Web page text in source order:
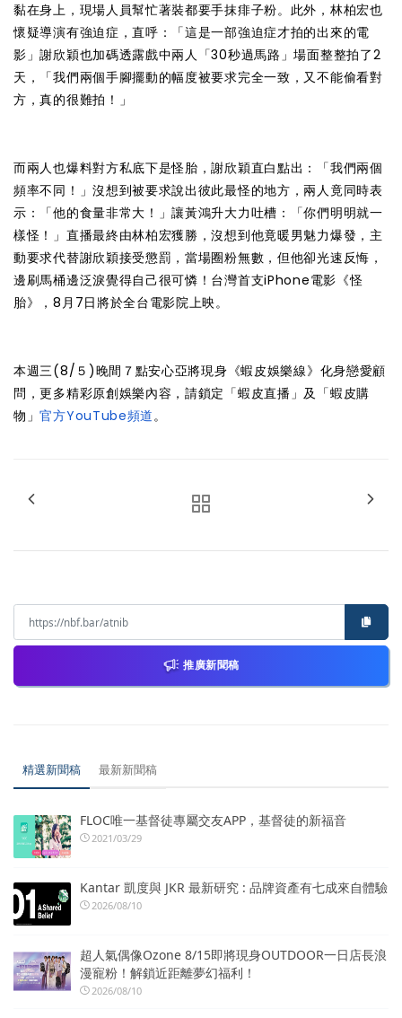
黏在身上，現場人員幫忙著裝都要手抹痱子粉。此外，林柏宏也
懷疑導演有強迫症，直呼：「這是一部強迫症才拍的出來的電
影」謝欣穎也加碼透露戲中兩人「30秒過馬路」場面整整拍了2
天，「我們兩個手腳擺動的幅度被要求完全一致，又不能偷看對
方，真的很難拍！」
而兩人也爆料對方私底下是怪胎，謝欣穎直白點出：「我們兩個
頻率不同！」沒想到被要求說出彼此最怪的地方，兩人竟同時表
示：「他的食量非常大！」讓黃鴻升大力吐槽：「你們明明就一
樣怪！」直播最終由林柏宏獲勝，沒想到他竟暖男魅力爆發，主
動要求代替謝欣穎接受懲罰，當場圈粉無數，但他卻光速反悔，
邊刷馬桶邊泛淚覺得自己很可憐！台灣首支iPhone電影《怪
胎》，8月7日將於全台電影院上映。
本週三(8/５)晚間７點安心亞將現身《蝦皮娛樂線》化身戀愛顧
問，更多精彩原創娛樂內容，請鎖定「蝦皮直播」及「蝦皮購
物」官方YouTube頻道。
推廣新聞稿
精選新聞稿 最新新聞稿
FLOC唯一基督徒專屬交友APP，基督徒的新福音
2021/03/29
Kantar 凱度與 JKR 最新研究 : 品牌資產有七成來自體驗
2026/08/10
超人氣偶像Ozone 8/15即將現身OUTDOOR一日店長浪
漫寵粉！解鎖近距離夢幻福利！
2026/08/10